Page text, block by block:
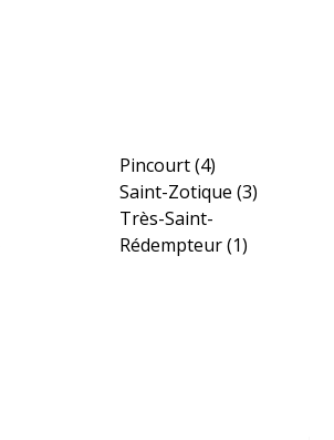
Pincourt(4)
Saint-Zotique (3)
Très-Saint-
Rédempteur(1)